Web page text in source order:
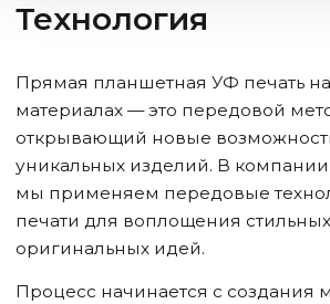
Технология
Прямая планшетная УФ печать
материалах — это передовой
открывающий новые
уникальных изделий. В
мы применяем передовые
печати для воплощения
оригинальных идей.
Процесс начинается с создания